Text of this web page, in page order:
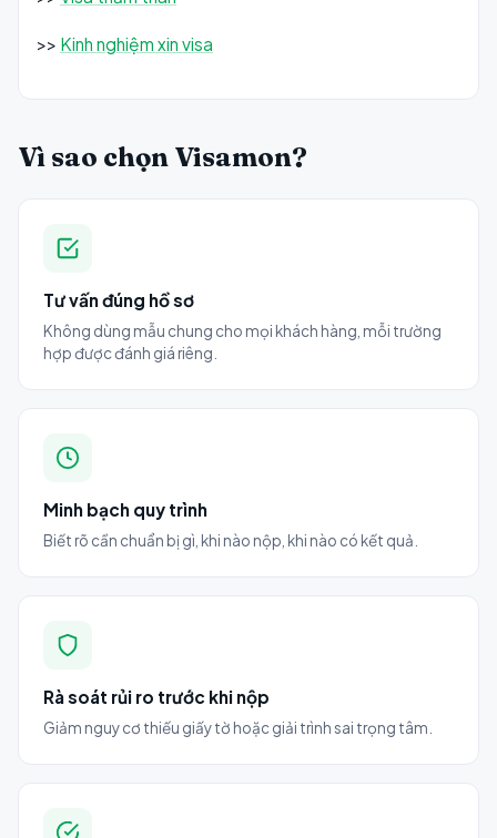
>> Kinh nghiệm xin visa
Vì sao chọn Visamon?
Tư vấn đúng hồ sơ
Không dùng mẫu chung cho mọi khách hàng, mỗi trường
hợp được đánh giá riêng.
Minh bạch quy trình
Biết rõ cần chuẩn bị gì, khi nào nộp, khi nào có kết quả.
Rà soát rủi ro trước khi nộp
Giảm nguy cơ thiếu giấy tờ hoặc giải trình sai trọng tâm.